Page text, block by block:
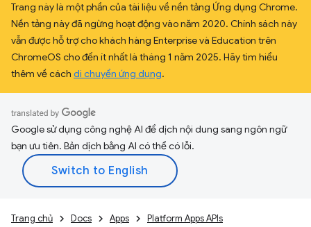
Trang này là một phần của tài liệu về nền tảng Ứng dụng Chrome.
Nền tảng này đã ngừng hoạt động vào năm 2020. Chính sách này
vẫn được hỗ trợ cho khách hàng Enterprise và Education trên
ChromeOS cho đến ít nhất là tháng 1 năm 2025. Hãy tìm hiểu
thêm về cách di chuyển ứng dụng.
Google sử dụng công nghệ AI để dịch nội dung sang ngôn ngữ
bạn ưu tiên. Bản dịch bằng AI có thể có lỗi.
Trang chủ Docs Apps Platform Apps APIs